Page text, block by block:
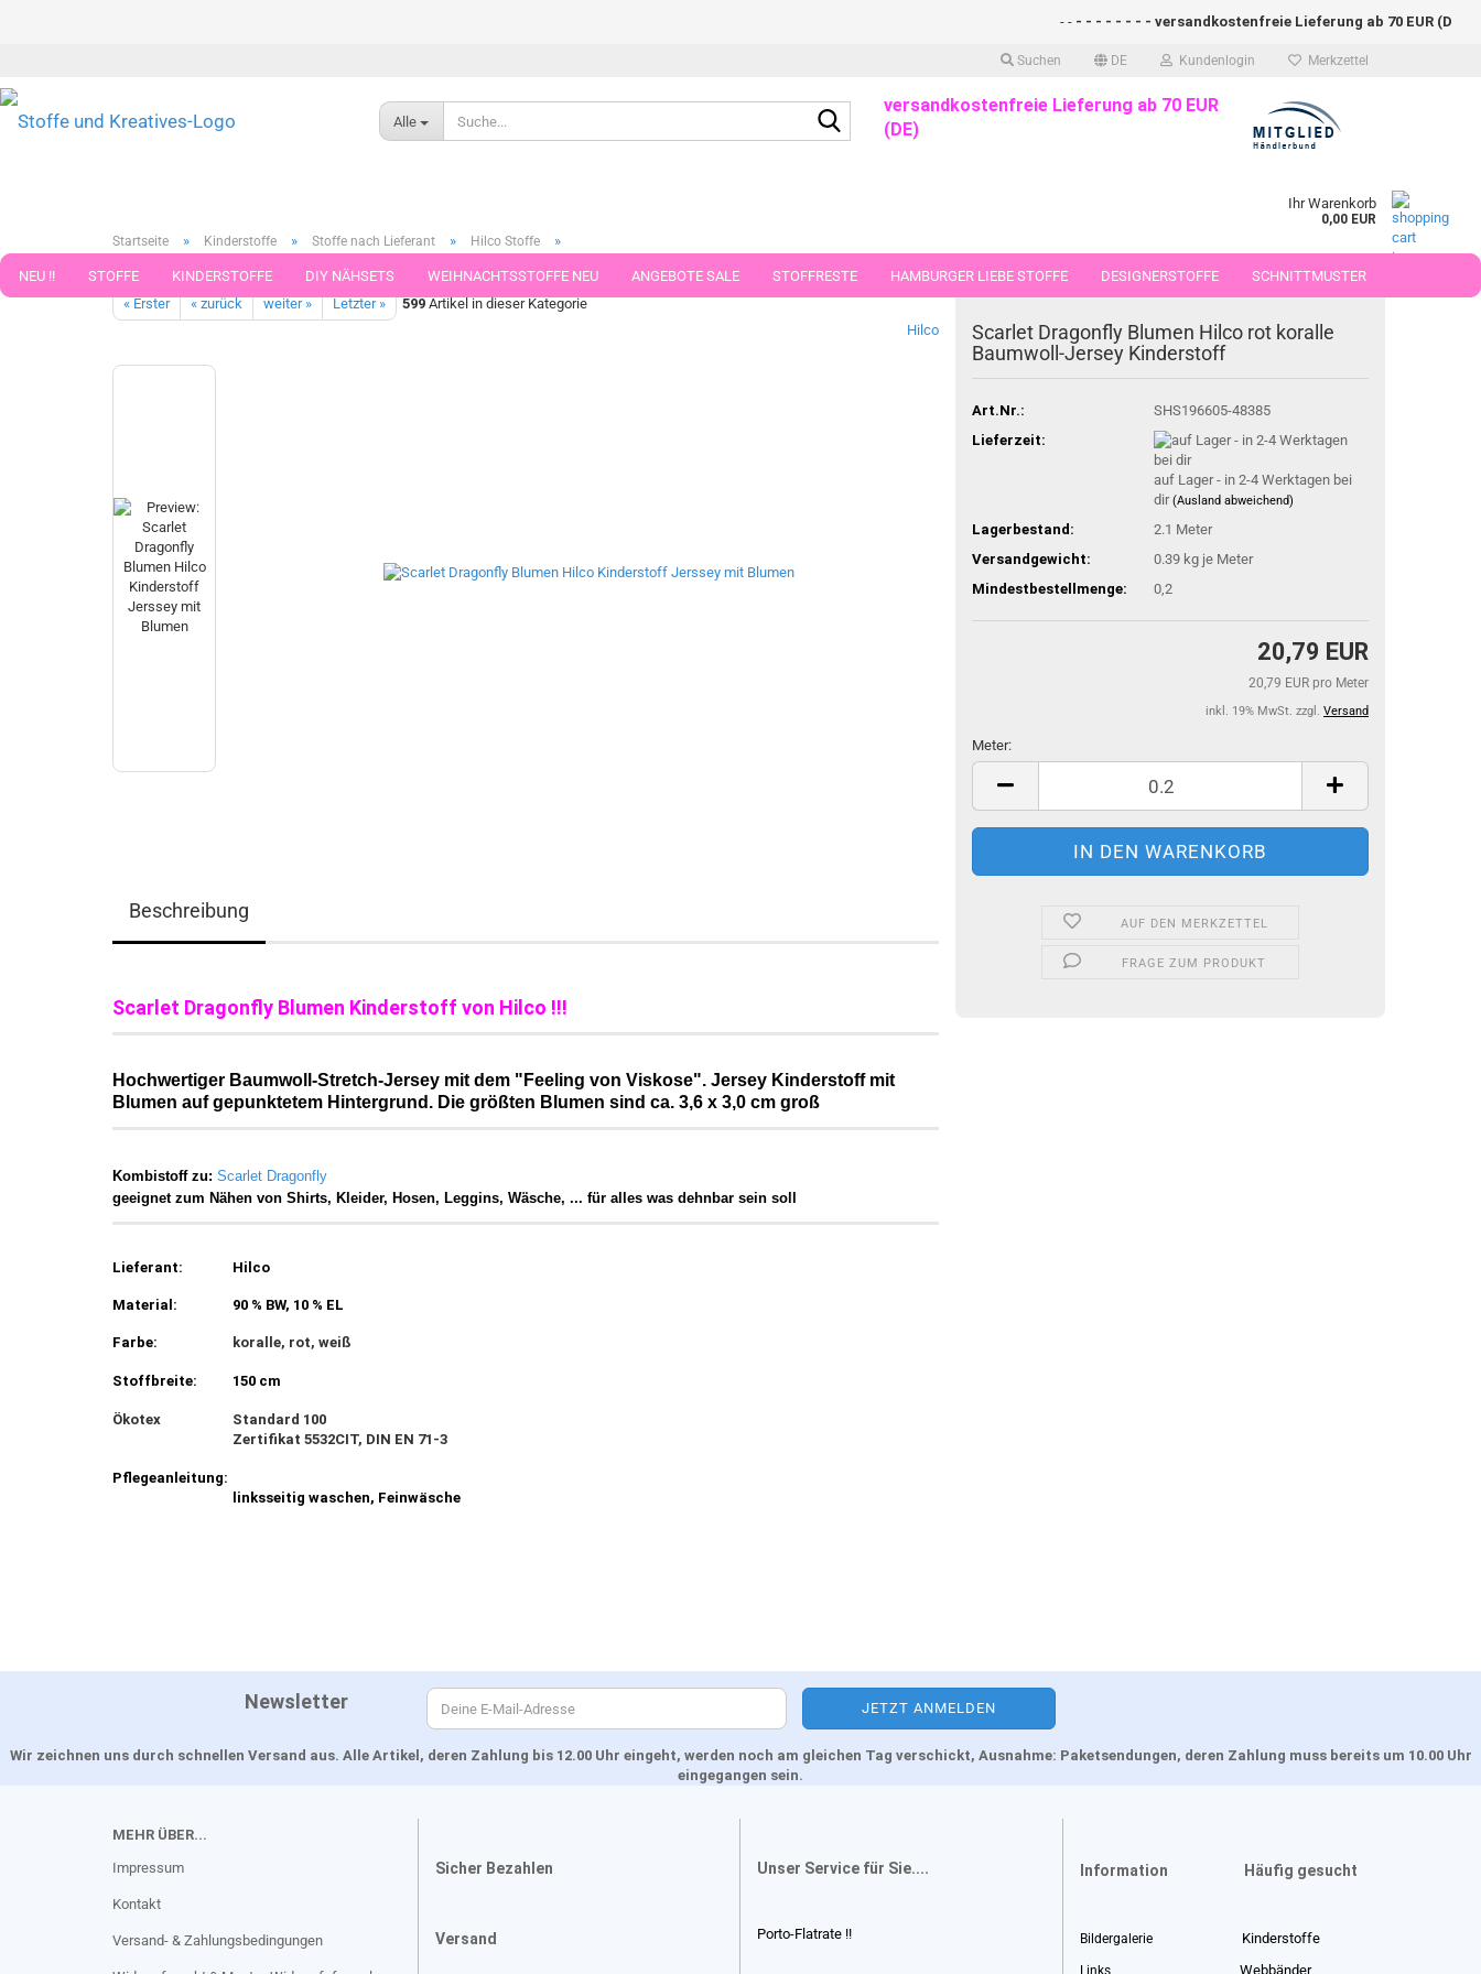
Suchen DE Kundenlogin Merkzettel
- - - - - - - - versandkostenfreie Lieferung ab 70 EUR (DE)-
Alle
Suche...versandkostenfreie Lieferung ab 70 EUR
(DE)
Ihr Warenkorb
0,00 EUR
NEU !! STOFFE KINDERSTOFFE DIY NÄHSETS WEIHNACHTSSTOFFE NEU ANGEBOTE SALE STOFFRESTE HAMBURGER LIEBE STOFFE DESIGNERSTOFFE SCHNITTMUSTER
WEBBAND WEBBÄNDER NÄHZUBEHÖR WOLLE UND ZUBEHÖR STOFFE IN STÜCKEN VON 25 UND 50 CM
Startseite » Kinderstoffe » Stoffe nach Lieferant » Hilco Stoffe »
« Erster « zurück weiter » Letzter » 599 Artikel in dieser Kategorie
Hilco
Scarlet Dragonfly Blumen Hilco rot koralle
Baumwoll-Jersey Kinderstoff
Art.Nr.:
SHS196605-48385
Lieferzeit:
auf Lager - in 2-4 Werktagen bei
dir(Ausland abweichend)
Lagerbestand: 2.1 Meter
Versandgewicht:
0.39 kg je Meter
Mindestbestellmenge:
0,2
20,79 EUR
20,79 EUR pro Meter
inkl. 19% MwSt. zzgl. Versand
Meter:
Meter
AUF DEN MERKZETTEL
FRAGE ZUM PRODUKT
Beschreibung
Scarlet Dragonfly Blumen Kinderstoff von Hilco !!!
Hochwertiger Baumwoll-Stretch-Jersey mit dem "Feeling von Viskose". Jersey Kinderstoff mit
Blumen auf gepunktetem Hintergrund. Die größten Blumen sind ca. 3,6 x 3,0 cm groß
Kombistoff zu: Scarlet Dragonfly
geeignet zum Nähen von Shirts, Kleider, Hosen, Leggins, Wäsche, ... für alles was dehnbar sein soll
Lieferant: Hilco
Material: 90 % BW, 10 % EL
Farbe: koralle, rot, weiß
Stoffbreite: 150 cm
Ökotex
Standard 100
Zertifikat 5532CIT, DIN EN 71-3
Pflegeanleitung:
linksseitig waschen, Feinwäsche
Newsletter
Wir zeichnen uns durch schnellen Versand aus. Alle Artikel, deren Zahlung bis 12.00 Uhr eingeht, werden noch am gleichen Tag verschickt, Ausnahme: Paketsendungen, deren Zahlung muss bereits um 10.00 Uhr
eingegangen sein.
MEHR ÜBER...
Impressum
Kontakt
Versand- & Zahlungsbedingungen
Sicher Bezahlen
Versand
Unser Service für Sie....
Porto-Flatrate !!
Information Häufig gesucht
Bildergalerie Kinderstoffe
Links Webbänder